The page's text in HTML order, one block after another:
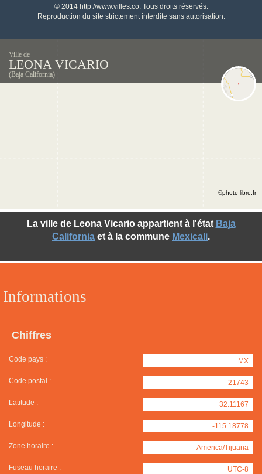
© 2014 http://www.villes.co. Tous droits réservés.
Reproduction du site strictement interdite sans autorisation.
Ville de
LEONA VICARIO
(Baja California)
Informations
Chiffres
Code pays : MX
Code postal : 21743
Latitude : 32.11167
Longitude : -115.18778
Zone horaire : America/Tijuana
Fuseau horaire : UTC-8
La ville de Leona Vicario appartient à l'état Baja
California et à la commune Mexicali.
©photo-libre.fr